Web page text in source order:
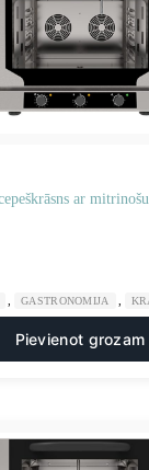
ar
GASTRONOMIJA
Pievienot grozam